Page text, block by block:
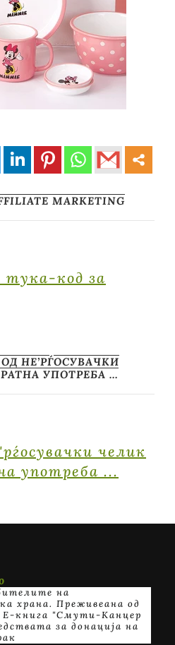
MARKETING
тука-код за
НЕ’РЃОСУВАЧКИ
УПОТРЕБА …
на
храна. Преживеана од
E-книга "Смути-Канцер
за донација на